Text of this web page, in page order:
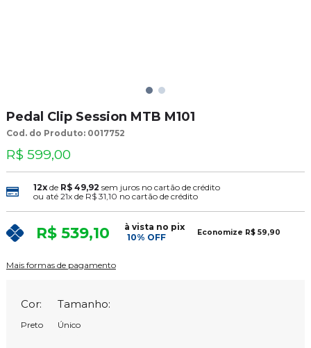
Pedal Clip Session MTB M101
Cod. do Produto: 0017752
R$ 599,00
12xde R$ 49,92 sem juros no cartão de crédito
ou até 21xde R$ 31,10 no cartão de crédito
R$ 539,10
à vista no pix
10% OFF
Economize R$ 59,90
Mais formas de pagamento
Cor:
Preto
Tamanho:
Único